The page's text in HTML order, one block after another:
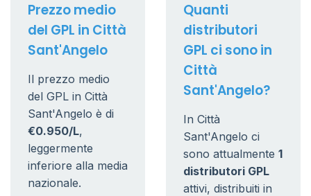
Prezzo medio
del GPL in Città
Sant'Angelo
Il prezzo medio
del GPL in Città
Sant'Angelo è di
€0.950/L,
leggermente
inferiore alla media
nazionale.
Quanti
distributori
GPL ci sono in
Città
Sant'Angelo?
In Città
Sant'Angelo ci
sono attualmente 1
distributori GPL
attivi, distribuiti in